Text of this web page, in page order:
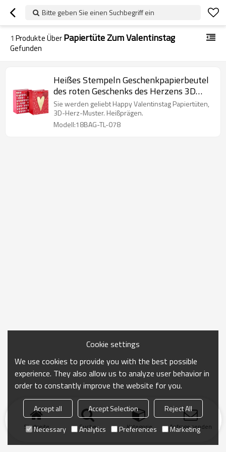
Bitte geben Sie einen Suchbegriff ein
1 Produkte ÜberPapiertüte Zum Valentinstag
Gefunden
Heißes Stempeln Geschenkpapierbeutel
des roten Geschenks des Herzens 3D
rote mit 2 Entwürfen sortiert in der
Tongle-Verpackung
Sie werden geliebt Happy Valentinstag Papiertüten,
3D-Herz-Muster. Heißprägen.
Modell:18BAG-TL-078
Startseite Suche Kategorie Anfrage senden
Cookie settings
We use cookies to provide you with the best possible
experience. They also allow us to analyze user behavior in
order to constantly improve the website for you.
Accept all Accept Selection
Reject All
Necessary
Analytics Preferences Marketing